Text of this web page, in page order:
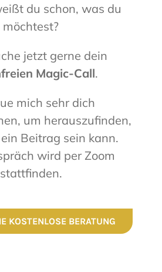
du schon, was du
möchtest?
jetzt gerne dein
Magic-Call.
mich sehr dich
um herauszufinden,
Beitrag sein kann.
wird per Zoom
stattfinden.
KOSTENLOSE BERATUNG